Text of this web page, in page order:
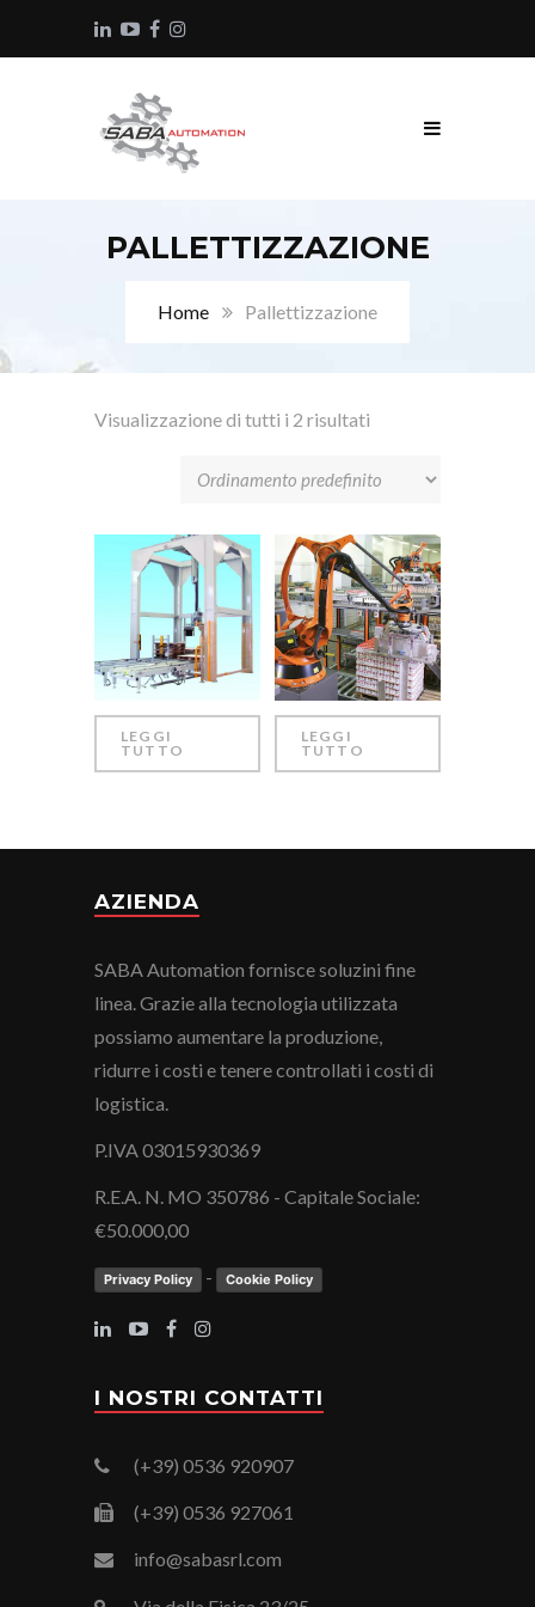
PALLETTIZZAZIONE
Home Pallettizzazione
Visualizzazione di tutti i 2 risultati
LEGGI
TUTTO
LEGGI
TUTTO
AZIENDA
SABA Automation fornisce soluzini fine
linea. Grazie alla tecnologia utilizzata
possiamo aumentare la produzione,
ridurre i costi e tenere controllati i costi di
logistica.
P.IVA 03015930369
R.E.A. N. MO 350786 - Capitale Sociale:
€50.000,00
Privacy Policy - Cookie Policy
I NOSTRI CONTATTI
(+39) 0536 920907
(+39) 0536 927061
info@sabasrl.com